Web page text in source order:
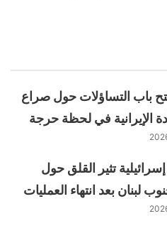
باب التساؤلات حول صراع
الإيرانية في لحظة حرجة
تثير القلق حول
لبنان بعد انتهاء العمليات